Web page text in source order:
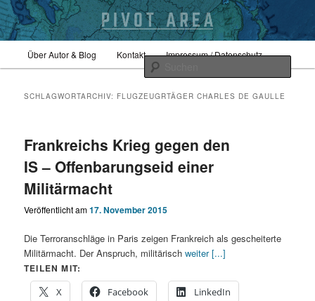
primären
springen
sekundären
springenpivotarea
HauptmenüÜber Autor & Blog Kontakt Impressum / Datenschutz
SCHLAGWORTARCHIV: FLUGZEUGRTÄGER CHARLES DE GAULLE
Frankreichs Krieg gegen den
IS – Offenbarungseid einer
Militärmacht
Veröffentlicht am17. November 2015
Die Terroranschläge in Paris zeigen Frankreich als gescheiterte
Militärmacht. Der Anspruch, militärischweiter [...]
TEILEN MIT:
X
Facebook LinkedIn